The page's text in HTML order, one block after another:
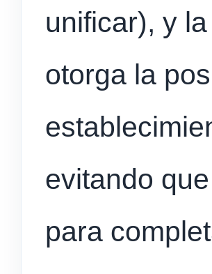
unificar), y la
otorga la
evitando
para